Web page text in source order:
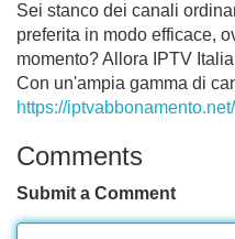
Sei stanco dei canali
preferita in modo efficace,
momento? Allora IPTV
Con un'ampia gamma di
https://iptvabbonamento.net/
Comments
Submit a Comment